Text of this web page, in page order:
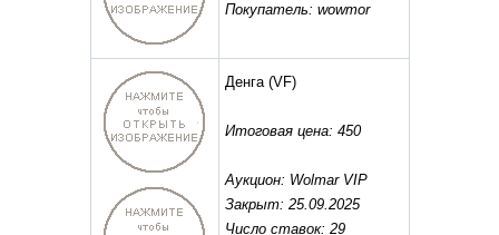
Покупатель: wowmor
Денга(VF)
Итоговая цена: 450
Аукцион: Wolmar VIP
Закрыт: 25.09.2025
Число ставок: 29